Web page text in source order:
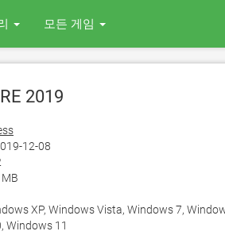
모든 게임
2019
12-08
XP, Windows Vista, Windows 7,
Windows 11